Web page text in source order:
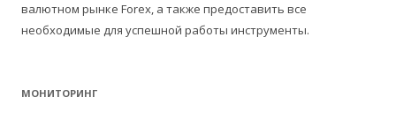
валютном рынке Forex, а также предоставить все
необходимые для успешной работы инструменты.
МОНИТОРИНГ